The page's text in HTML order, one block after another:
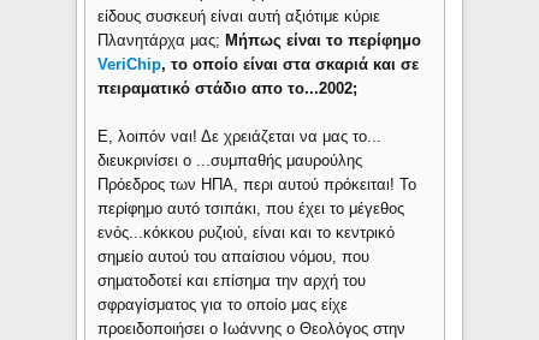
είδους συσκευή είναι αυτή αξιότιμε κύριε
Πλανητάρχα μας; Μήπως είναι το περίφημο
VeriChip, το οποίο είναι στα σκαριά και σε
πειραματικό στάδιο απο το...2002;
Ε, λοιπόν ναι! Δε χρειάζεται να μας το...
διευκρινίσει ο ...συμπαθής μαυρούλης
Πρόεδρος των ΗΠΑ, περι αυτού πρόκειται! Το
περίφημο αυτό τσιπάκι, που έχει το μέγεθος
ενός...κόκκου ρυζιού, είναι και το κεντρικό
σημείο αυτού του απαίσιου νόμου, που
σηματοδοτεί και επίσημα την αρχή του
σφραγίσματος για το οποίο μας είχε
προειδοποιήσει ο Ιωάννης ο Θεολόγος στην